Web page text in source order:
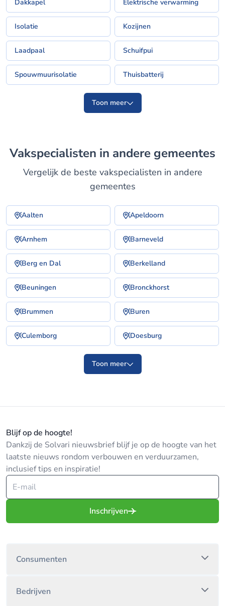
Dakkapel Elektrische verwarming
Isolatie Kozijnen
Laadpaal Schuifpui
Spouwmuurisolatie Thuisbatterij
Toon meer
Vakspecialisten in andere gemeentes
Vergelijk de beste vakspecialisten in andere
gemeentes
Aalten Apeldoorn
Arnhem Barneveld
Berg en Dal Berkelland
Beuningen Bronckhorst
Brummen Buren
Culemborg Doesburg
Toon meer
Blijf op de hoogte!
Dankzij de Solvari nieuwsbrief blijf je op de hoogte van het
laatste nieuws rondom verbouwen en verduurzamen,
inclusief tips en inspiratie!
Inschrijven
Consumenten
Bedrijven